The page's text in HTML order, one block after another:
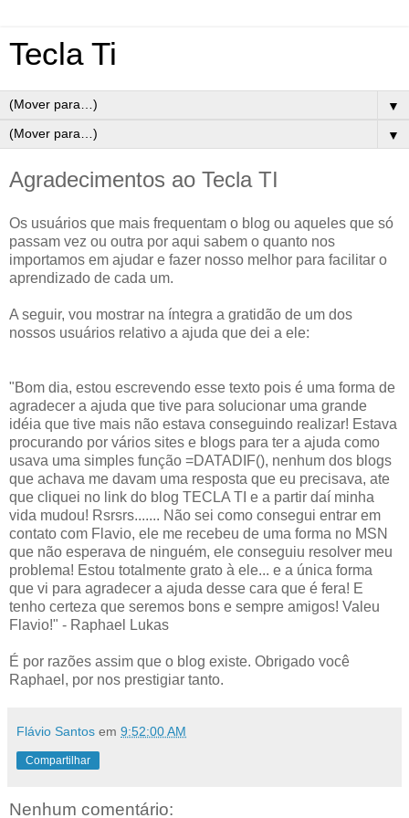
Tecla Ti
▼
▼
Agradecimentos ao Tecla TI
Os usuários que mais frequentam o blog ou aqueles que só
passam vez ou outra por aqui sabem o quanto nos
importamos em ajudar e fazer nosso melhor para facilitar o
aprendizado de cada um.
A seguir, vou mostrar na íntegra a gratidão de um dos
nossos usuários relativo a ajuda que dei a ele:
"Bom dia, estou escrevendo esse texto pois é uma forma de
agradecer a ajuda que tive para solucionar uma grande
idéia que tive mais não estava conseguindo realizar! Estava
procurando por vários sites e blogs para ter a ajuda como
usava uma simples função =DATADIF(), nenhum dos blogs
que achava me davam uma resposta que eu precisava, ate
que cliquei no link do blog TECLA TI e a partir daí minha
vida mudou! Rsrsrs....... Não sei como consegui entrar em
contato com Flavio, ele me recebeu de uma forma no MSN
que não esperava de ninguém, ele conseguiu resolver meu
problema! Estou totalmente grato à ele... e a única forma
que vi para agradecer a ajuda desse cara que é fera! E
tenho certeza que seremos bons e sempre amigos! Valeu
Flavio!" - Raphael Lukas
É por razões assim que o blog existe. Obrigado você
Raphael, por nos prestigiar tanto.
Flávio Santos em 9:52:00 AM
Compartilhar
Nenhum comentário: